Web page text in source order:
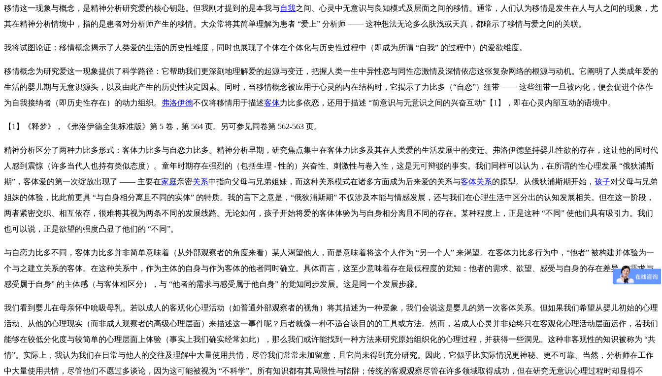
移情这一现象与概念，是精神分析研究爱的核心钥匙。但我刚才提到的是本我与自我之间、心灵中无意识与良知模式及层面之间的移情。通常，人们认为移情是发生在人与人之间的现象，尤
其在精神分析情境中，指的是患者对分析师产生的移情。大众常将其简单理解为患者 “爱上” 分析师 —— 这种想法无论多么肤浅或天真，都暗示了移情与爱之间的关联。
我将试图论证：移情概念揭示了人类爱的生活的历史性维度，同时也展现了个体在个体化与历史性过程中（即成为所谓 “自我” 的过程中）的爱欲维度。
移情概念为研究爱这一现象提供了科学路径：它帮助我们更深刻地理解爱的起源与变迁，把握人类一生中异性恋与同性恋激情及深情依恋这张复杂网络的根源与动机。它阐明了人类成年爱的
生活的婴儿期与无意识源头，以及由此产生的历史性决定因素。同时，当移情概念被应用于心灵的内在结构时，它揭示了力比多（“自恋”）纽带 —— 这些纽带一旦被内化，便会促进个体作
为自我接纳者（即历史性存在）的动力组织。 弗洛伊德不仅将移情用于描述客体力比多依恋，还用于描述 “前意识与无意识之间的兴奋互动”【1】，即在心灵内部互动的语境中。
【1】《释梦》，《弗洛伊德全集标准版》第 5 卷，第 564 页。另可参见同卷第 562-563 页。
精神分析区分了两种力比多形式：客体力比多与自恋力比多。精神分析早期，研究焦点集中在客体力比多及其在人类爱的生活发展中的变迁。弗洛伊德坚持婴儿性欲的存在，这让他的同时代
人感到震惊（许多当代人也持有类似态度）。童年时期存在强烈的（包括生理 - 性的）兴奋性、刺激性与卷入性，这是无可辩驳的事实。我们同样可以认为，在所谓的性心理发展 “俄狄浦斯
期”，客体爱的第一次绽放出现了 —— 主要在家庭亲密关系中指向父母与兄弟姐妹，而这种关系模式在诸多方面成为后来爱的关系与客体关系的原型。从俄狄浦斯期开始， 孩子对父母与兄弟
姐妹的体验，比此前更具 “与自身相分离且不同的实体” 的特质。我的言下之意是，“俄狄浦斯期” 不仅涉及本能与情感发展，还与我们在心理生活中区分出的认知发展相关。但在这一阶段，
两者紧密交织、相互依存，很难将其视为两条不同的发展线路。无论如何，孩子开始将爱的客体体验为与自身相分离且不同的存在。某种程度上，正是这种 “不同” 使他们具有吸引力。我们
也可以说，正是欲望的强度凸显了他们的 “不同”。
与自恋力比多不同，客体力比多并非简单意味着（从外部观察者的角度来看）某人渴望他人，而是意味着将这个人作为 “另一个人” 来渴望。在客体力比多行为中，“他者” 被构建并体验为一
个与之建立关系的客体。在这种关系中，作为主体的自身与作为客体的他者同时确立。具体而言，这至少意味着存在最低程度的觉知：他者的需求、欲望、感受与自身的存在差异。“需求与
感受属于自身” 的主体感（与客体相区分），与 “他者的需求与感受属于他自身” 的觉知同步发展。这是同一个发展步骤。
我们看到婴儿在母亲怀中吮吸母乳。若以成人的客观化心理活动（如普通外部观察者的视角）将其描述为一种景象，我们会说这是婴儿的第一次客体关系。但如果我们希望从婴儿初始的心理
活动、从他的心理现实（而非成人观察者的高级心理层面）来描述这一事件呢？后者就像一种不适合该目的的工具或方法。然而，若成人心灵并非始终只在客观化心理活动层面运作，若我们
能够在较低分化度与较简单的心理层面上体验（事实上我们确实经常如此），那么我们或许能找到一种方法来研究原始组织化的心理过程，并获得一些洞见。这种非客观性的知识被称为 “共
情”。实际上，我认为我们在日常与他人的交往及理解中大量使用共情，尽管我们常常未加留意，且它尚未得到充分研究。因此，它似乎比实际情况更神秘、更不可靠。当然，分析师在工作
中大量使用共情，尽管他们不愿过多谈论，因为这可能被视为 “不科学”。所有知识都有其局限性与陷阱；传统的客观观察尽管在许多领域取得成功，但在研究无意识心理过程时却显得不